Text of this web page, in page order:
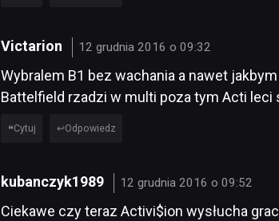
Victarion 12 grudnia 2016 o 09:32
Wybralem B1 bez wachania a nawet
Battelfield rzadzi w multi poza tym Acti
Cytuj Odpowiedz
kubanczyk1989 12 grudnia 2016 o 09:52
Ciekawe czy teraz Activi$ion wysłucha